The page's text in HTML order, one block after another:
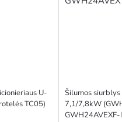
U-
TC05)
Šilumos
7,1/7,8kW